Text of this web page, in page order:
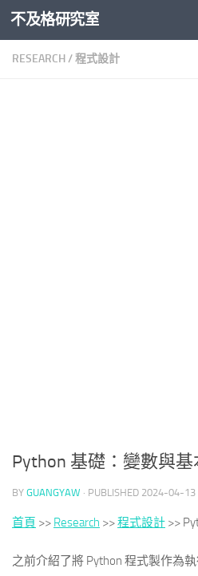
Skip to content
不及格研究室
RESEARCH/程式設計
Python 基礎：變數與基
BY GUANGYAW · PUBLISHED 2024-04-13
首頁 >> Research >>程式設計 >>
之前介紹了將 Python 程式製作為執